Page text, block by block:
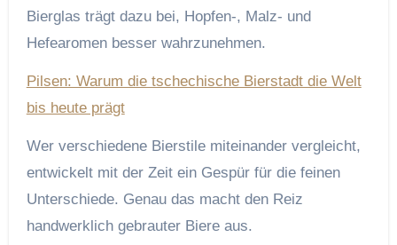
Bierglas trägt dazu bei, Hopfen-, Malz- und
Hefearomen besser wahrzunehmen.
Pilsen: Warum die tschechische Bierstadt die Welt
bis heute prägt
Wer verschiedene Bierstile miteinander vergleicht,
entwickelt mit der Zeit ein Gespür für die feinen
Unterschiede. Genau das macht den Reiz
handwerklich gebrauter Biere aus.